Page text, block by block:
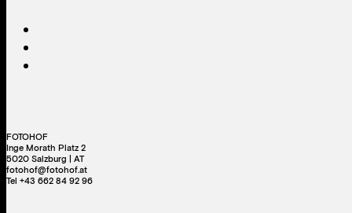
FOTOHOF
Inge Morath Platz 2
5020 Salzburg | AT
fotohof@fotohof.at
Tel +43 662 84 92 96